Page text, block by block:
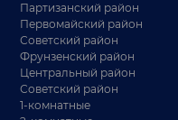
Партизанский район
Первомайский район
Советский район
Фрунзенский район
Центральный район
Советский район
1-комнатные